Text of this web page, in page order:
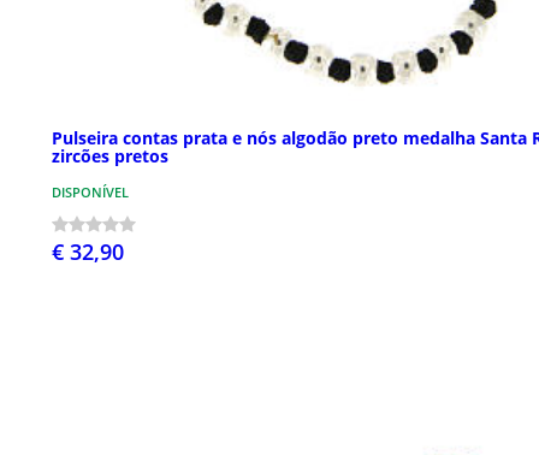
Pulseira contas prata e nós algodão preto medalha Santa
zircões pretos
DISPONÍVEL
€ 32,90